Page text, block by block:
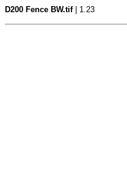
D200 Fence BW.tif| 1.23